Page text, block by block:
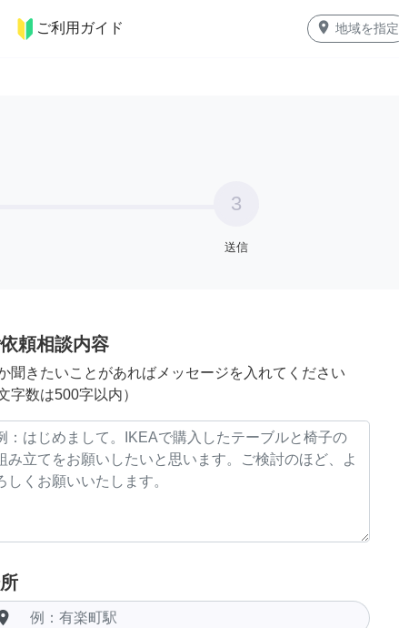
ご利用ガイド place 地域を指定
ペット 料理
3
送信
頼相談内容
聞きたいことがあればメッセージを入れてください
文字数は500字以内）